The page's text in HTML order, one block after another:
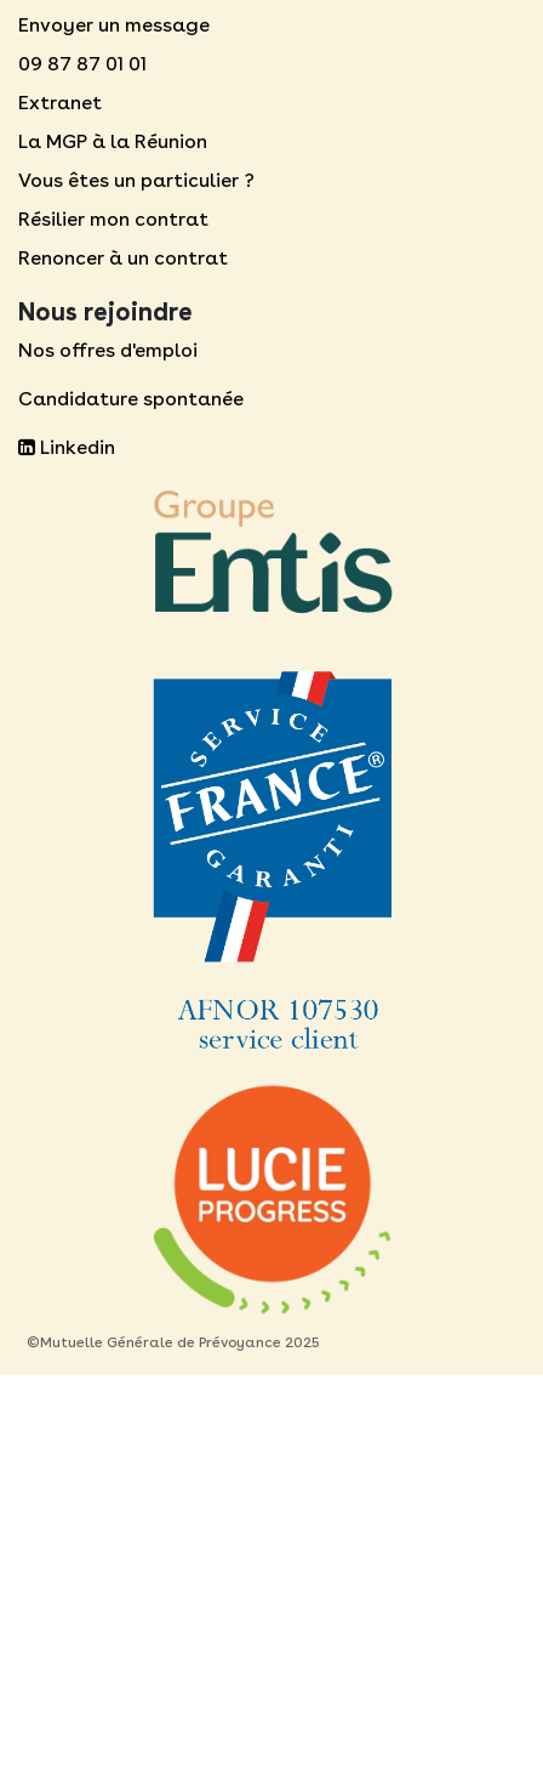
Envoyer un message
09 87 87 01 01
Extranet
La MGP à la Réunion
Vous êtes un particulier ?
Résilier mon contrat
Renoncer à un contrat
Nous rejoindre
Nos offres d'emploi
Candidature spontanée
Linkedin
©Mutuelle Générale de Prévoyance 2025